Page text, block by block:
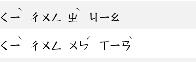
ㄑㄧ
ˋ
ㄔㄨㄥ ㄓ
ˋ
ㄐㄧㄠ
ㄑㄧ
ˋ
ㄔㄨㄥ ㄨㄣ
ˊ
ㄒㄧㄢ
ˋ